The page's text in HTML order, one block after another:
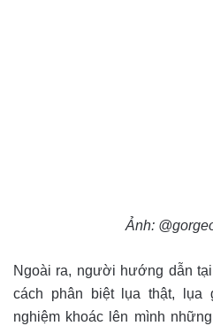
Ảnh:
Ngoài ra, người hướng dẫn
cách phân biệt lụa thật, lụa
nghiệm khoác lên mình